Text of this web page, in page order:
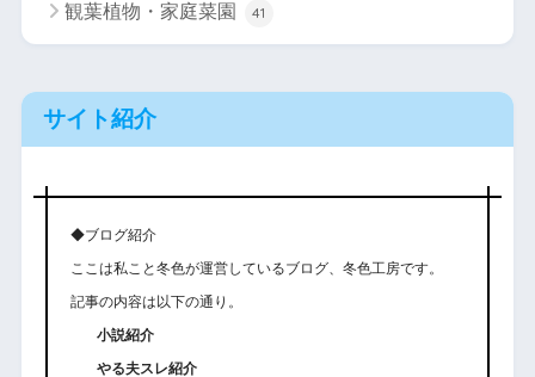
観葉植物・家庭菜園 41
サイト紹介
◆ブログ紹介
ここは私こと冬色が運営しているブログ、冬色工房です。
記事の内容は以下の通り。
小説紹介
やる夫スレ紹介